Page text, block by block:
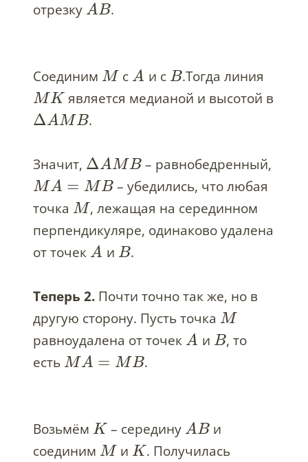
отрезку AB.
Соединим M с A и с B.Тогда линия
MKявляется медианой и высотой в
ΔAMB.
Значит, ΔAMB – равнобедренный,
MA = MB– убедились, что любая
точка M, лежащая на серединном
перпендикуляре, одинаково удалена
от точек A и B.
Теперь 2. Почти точно так же, но в
другую сторону. Пусть точка M
равноудалена от точек A и B, то
есть MA = MB.
Возьмём K – середину AB и
соединим M иK. Получилась